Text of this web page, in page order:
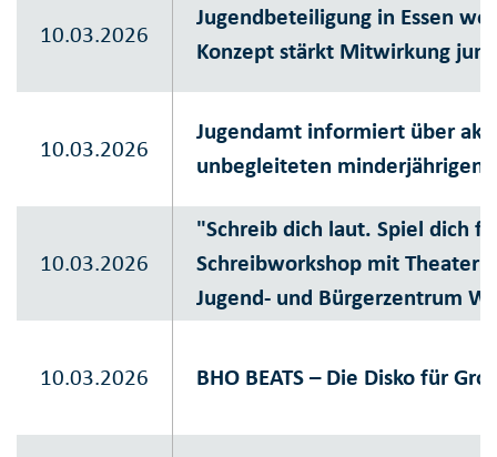
10.03.2026
Jugendbeteiligung in Essen
Konzept stärkt Mitwirkung
10.03.2026
Jugendamt informiert über
unbegleiteten minderjährigen
10.03.2026
"Schreib dich laut. Spiel dich
Schreibworkshop mit
Jugend- und Bürgerzentrum
10.03.2026 BHO BEATS – Die Disko für